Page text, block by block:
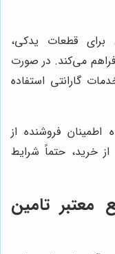
برای قطعات یدکی،
می‌کند. در صورت
گارانتی استفاده
اطمینان فروشنده از
خرید، حتماً شرایط
معتبر تامین